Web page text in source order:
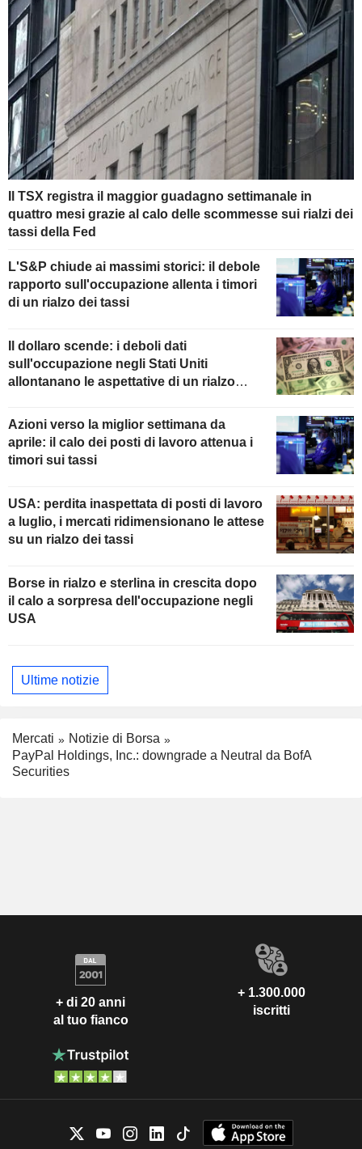
Il TSX registra il maggior guadagno settimanale in
quattro mesi grazie al calo delle scommesse sui rialzi dei
tassi della Fed
L'S&P chiude ai massimi storici: il debole
rapporto sull'occupazione allenta i timori
di un rialzo dei tassi
Il dollaro scende: i deboli dati
sull'occupazione negli Stati Uniti
allontanano le aspettative di un rialzo
Azioni verso la miglior settimana da
aprile: il calo dei posti di lavoro attenua i
timori sui tassi
USA: perdita inaspettata di posti di lavoro
a luglio, i mercati ridimensionano le attese
su un rialzo dei tassi
Borse in rialzo e sterlina in crescita dopo
il calo a sorpresa dell'occupazione negli
USA
Ultime notizie
Mercati
Notizie di Borsa
PayPal Holdings, Inc.: downgrade a Neutral da BofA
Securities
+ di 20 anni
al tuo fianco
+ 1.300.000
iscritti